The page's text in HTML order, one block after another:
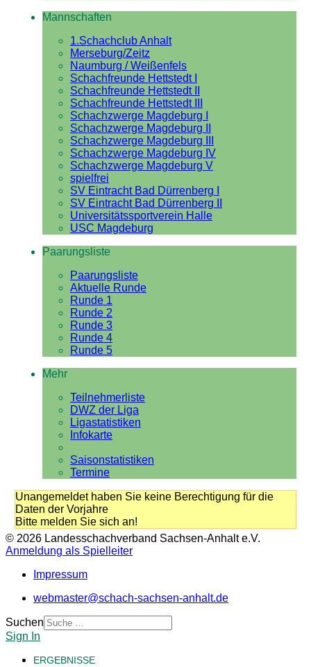
Mannschaften
1.Schachclub Anhalt
Merseburg/Zeitz
Naumburg / Weißenfels
Schachfreunde Hettstedt I
Schachfreunde Hettstedt II
Schachfreunde Hettstedt III
Schachzwerge Magdeburg I
Schachzwerge Magdeburg II
Schachzwerge Magdeburg III
Schachzwerge Magdeburg IV
Schachzwerge Magdeburg V
spielfrei
SV Eintracht Bad Dürrenberg I
SV Eintracht Bad Dürrenberg II
Universitätssportverein Halle
USC Magdeburg
Paarungsliste
Paarungsliste
Aktuelle Runde
Runde 1
Runde 2
Runde 3
Runde 4
Runde 5
Mehr
Teilnehmerliste
DWZ der Liga
Ligastatistiken
Infokarte
Saisonstatistiken
Termine
Unangemeldet haben Sie keine Berechtigung für die
Daten der Vorjahre
Bitte melden Sie sich an!
© 2026 Landesschachverband Sachsen-Anhalt e.V.
Anmeldung als Spielleiter
Impressum
webmaster@schach-sachsen-anhalt.de
Suchen
Sign In
ERGEBNISSE